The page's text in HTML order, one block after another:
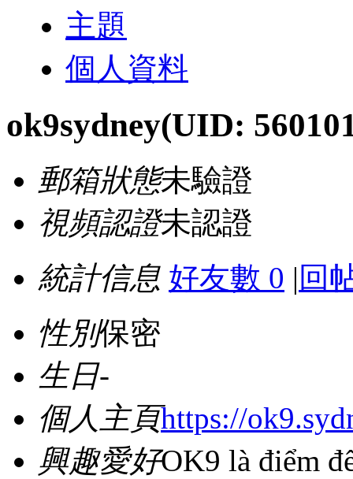
主題
個人資料
ok9sydney(UID:
郵箱狀態未驗證
視頻認證未認證
統計信息 好友數 0 | 回
性別保密
生日-
個人主頁https://
興趣愛好OK9 là điểm